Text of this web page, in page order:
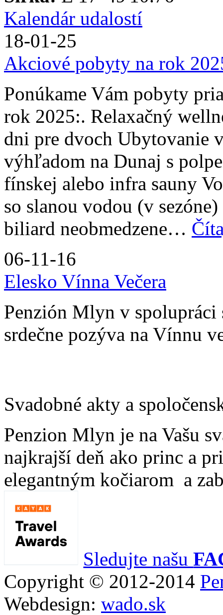
Kalendár udalostí
18-01-25
Akciové pobyty na rok
Ponúkame Vám pobyty
rok 2025:. Relaxačný
dni pre dvoch Ubytovanie
výhľadom na Dunaj s
fínskej alebo infra sauny
so slanou vodou (v
biliard neobmedzene…
06-11-16
Elesko Vínna Večera
Penzión Mlyn v spolupráci
srdečne pozýva na Vínnu
Svadobné akty a
Penzion Mlyn je na Vašu
najkrajší deň ako princ a
elegantným kočiarom a
Sledujte našu
Copyright © 2012-2014
Webdesign: wado.sk